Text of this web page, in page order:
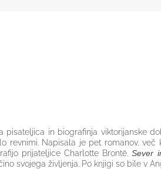
pisateljica in biografinja viktorijanske
revnimi. Napisala je pet romanov,
prijateljice Charlotte Brontë.Sever
svojega življenja. Po knjigi so bile v